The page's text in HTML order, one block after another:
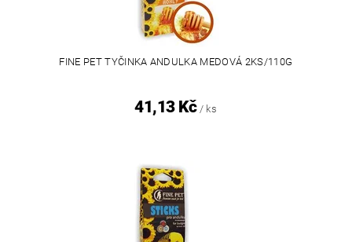
FINE PET TYČINKA ANDULKA MEDOVÁ 2KS/110G
41,13 Kč / ks